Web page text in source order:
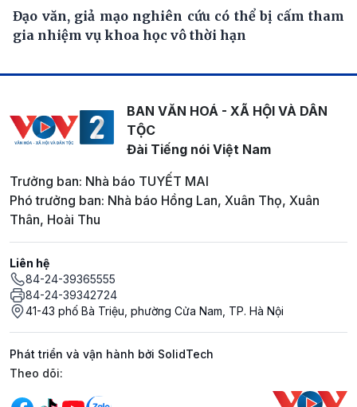
Đạo văn, giả mạo nghiên cứu có thể bị cấm tham
gia nhiệm vụ khoa học vô thời hạn
BAN VĂN HOÁ - XÃ HỘI VÀ DÂN
TỘC
Đài Tiếng nói Việt Nam
Trưởng ban: Nhà báo TUYẾT MAI
Phó trưởng ban: Nhà báo Hồng Lan, Xuân Thọ, Xuân
Thân, Hoài Thu
Liên hệ
84-24-39365555
84-24-39342724
41-43 phố Bà Triệu, phường Cửa Nam, TP. Hà Nội
Phát triển và vận hành bởi SolidTech
Mạng xã hội
Theo dõi: